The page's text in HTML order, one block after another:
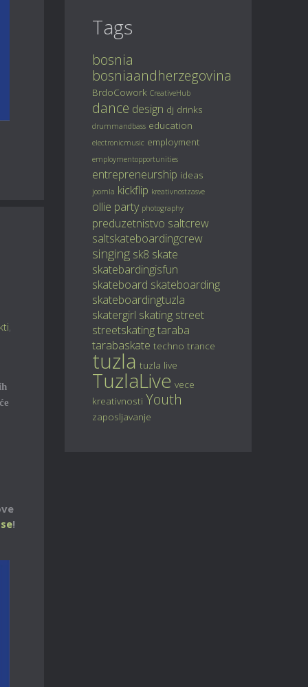
,
!
Tags
bosnia
bosniaandherzegovina
BrdoCowork CreativeHub
dance design dj drinks
drummandbass education
electronicmusic employment
employmentopportunities
entrepreneurship ideas
joomla kickflip kreativnostzasve
ollie party photography
preduzetnistvo saltcrew
saltskateboardingcrew
singing sk8 skate
skatebardingisfun
skateboard skateboarding
skateboardingtuzla
skatergirl skating street
streetskating taraba
tarabaskate techno trance
tuzla tuzla live
TuzlaLive vece
kreativnosti Youth
zaposljavanje